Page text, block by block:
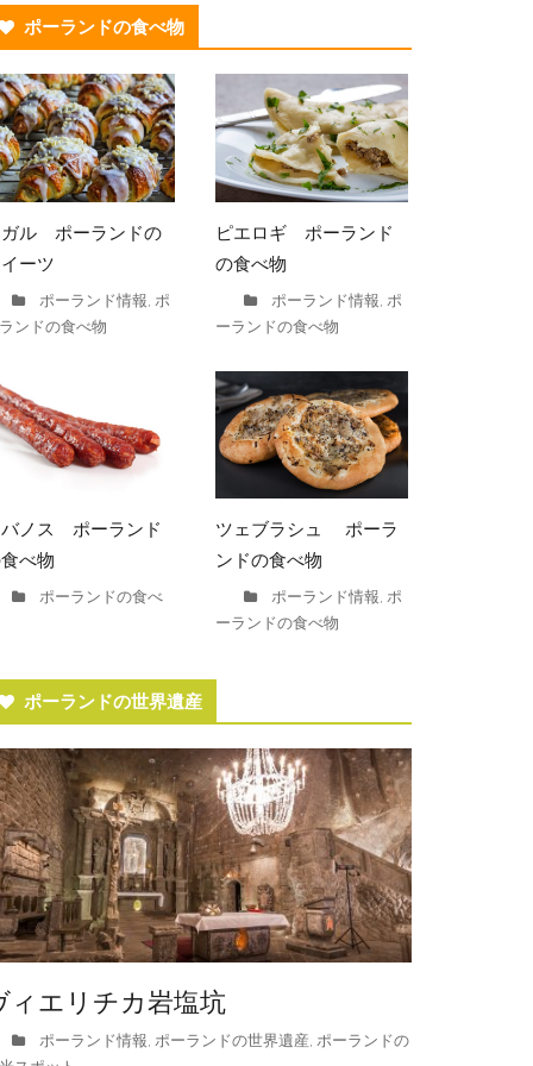
ポーランドの食べ物
ル ポーランドの
ーツ
ポーランド情報 ポ
ンドの食べ物
ピエロギ ポーランド
の食べ物
ポーランド情報 ポ
ーランドの食べ物
ノス ポーランド
べ物
ポーランドの食べ
ツェブラシュ ポーラ
ンドの食べ物
ポーランド情報,ポ
ーランドの食べ物
ポーランドの世界遺産
ィエリチカ岩塩坑
ポーランド情報, ポーランドの世界遺産, ポーランドの